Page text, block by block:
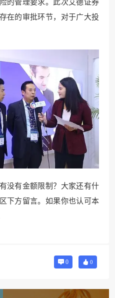
的管理要求。此次艾德证券
在的审批环节，对于广大投
没有金额限制？大家还有什
下方留言。如果你也认可本
0 0